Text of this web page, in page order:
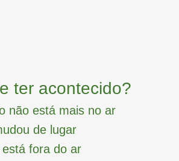
ter acontecido?
não está mais no ar
de lugar
fora do ar